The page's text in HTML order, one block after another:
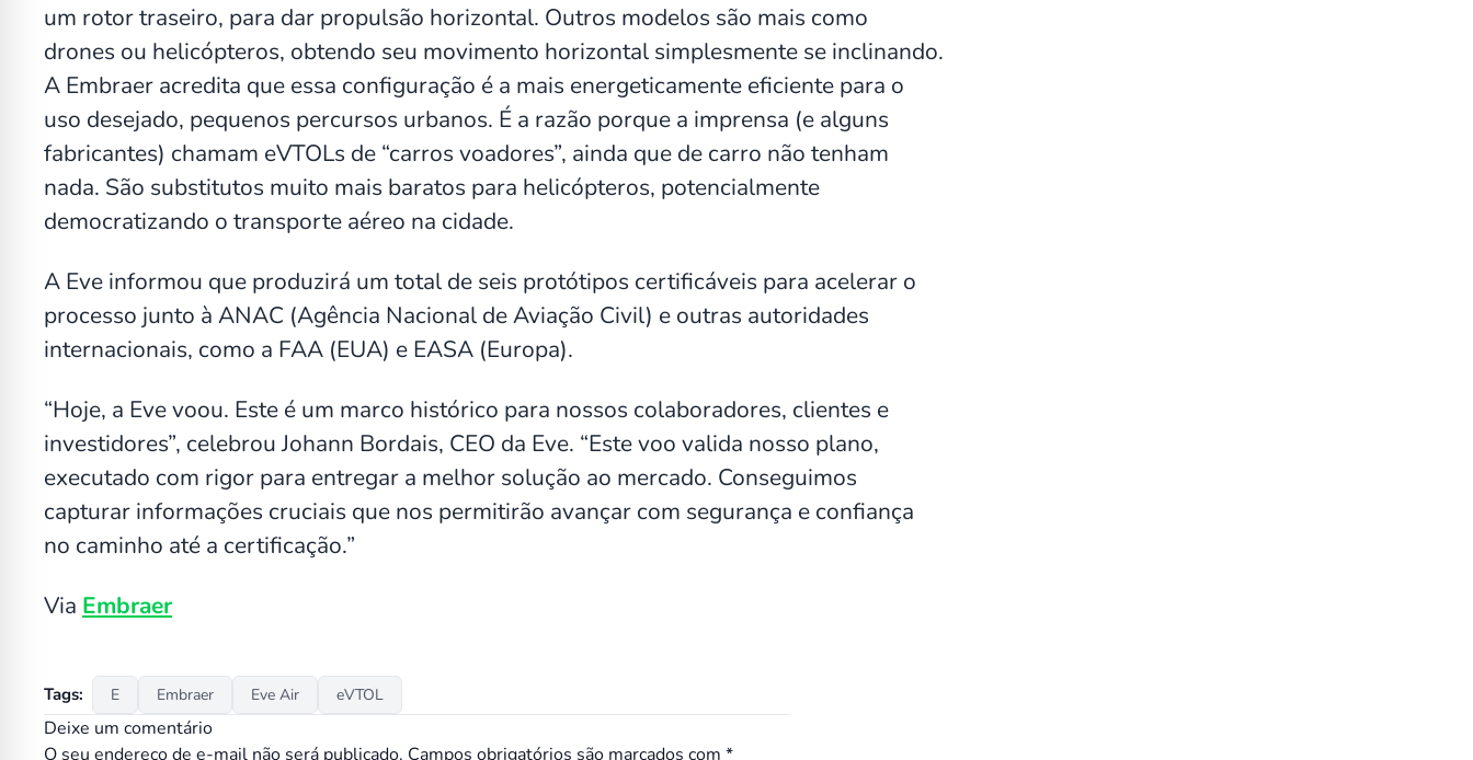
um rotor traseiro, para dar propulsão horizontal. Outros modelos são mais como
drones ou helicópteros, obtendo seu movimento horizontal simplesmente se inclinando.
A Embraer acredita que essa configuração é a mais energeticamente eficiente para o
uso desejado, pequenos percursos urbanos. É a razão porque a imprensa (e alguns
fabricantes) chamam eVTOLs de “carros voadores”, ainda que de carro não tenham
nada. São substitutos muito mais baratos para helicópteros, potencialmente
democratizando o transporte aéreo na cidade.
A Eve informou que produzirá um total de seis protótipos certificáveis para acelerar o
processo junto à ANAC (Agência Nacional de Aviação Civil) e outras autoridades
internacionais, como a FAA (EUA) e EASA (Europa).
“Hoje, a Eve voou. Este é um marco histórico para nossos colaboradores, clientes e
investidores”, celebrou Johann Bordais, CEO da Eve. “Este voo valida nosso plano,
executado com rigor para entregar a melhor solução ao mercado. Conseguimos
capturar informações cruciais que nos permitirão avançar com segurança e confiança
no caminho até a certificação.”
Via Embraer
Tags: E Embraer Eve Air eVTOL
Deixe um comentário
O seu endereço de e-mail não será publicado. Campos obrigatórios são marcados com *